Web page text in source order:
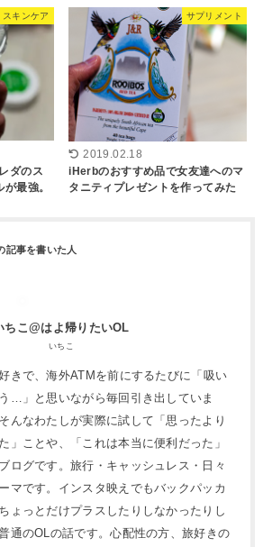
スキンケア
ダのス
最強。
サプリメント
2019.02.18
iHerbのおすすめ品で女友達へのマ
タニティプレゼントを作ってみた
ちこ@はよ帰りたいOL
いちこ
きで、海外ATMを前にするたびに「吸い
…」と思いながら毎回引き出していま
んなわたしが実際に試して「思ったより
」ことや、「これは本当に便利だった」
ログです。旅行・キャッシュレス・日々
マです。インスタ映えでもバックパッカ
ょっとだけプラスしたりしなかったりし
通のOLの話です。心配性の方、旅好きの